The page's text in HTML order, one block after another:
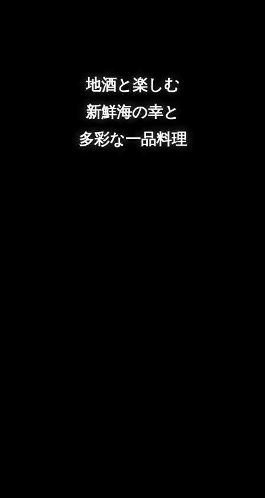
地酒と楽しむ
新鮮海の幸と
多彩な一品料理